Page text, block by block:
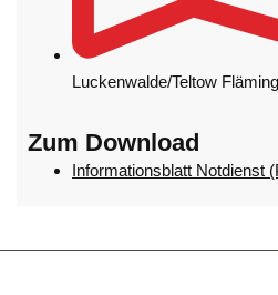
Luckenwalde/Teltow
Zum Download
Informationsblatt Notdienst